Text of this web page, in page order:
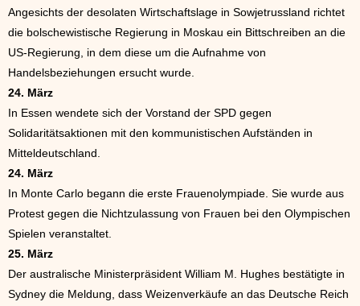
Angesichts der desolaten Wirtschaftslage in Sowjetrussland richtet
die bolschewistische Regierung in Moskau ein Bittschreiben an die
US-Regierung, in dem diese um die Aufnahme von
Handelsbeziehungen ersucht wurde.
24. März
In Essen wendete sich der Vorstand der SPD gegen
Solidaritätsaktionen mit den kommunistischen Aufständen in
Mitteldeutschland.
24. März
In Monte Carlo begann die erste Frauenolympiade. Sie wurde aus
Protest gegen die Nichtzulassung von Frauen bei den Olympischen
Spielen veranstaltet.
25. März
Der australische Ministerpräsident William M. Hughes bestätigte in
Sydney die Meldung, dass Weizenverkäufe an das Deutsche Reich